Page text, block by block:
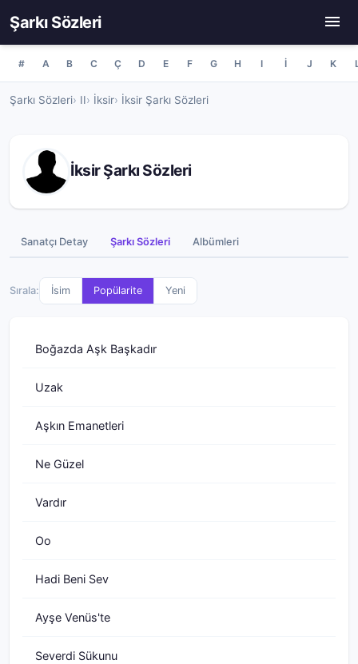
Şarkı Sözleri
# A B C Ç D E F G H I İ J K
Şarkı Sözleri II İksir İksir Şarkı Sözleri
İksir Şarkı Sözleri
Sanatçı Detay Şarkı Sözleri Albümleri
Sırala: İsim Popülarite Yeni
Boğazda Aşk Başkadır
Uzak
Aşkın Emanetleri
Ne Güzel
Vardır
Oo
Hadi Beni Sev
Ayşe Venüs'te
Severdi Sükunu